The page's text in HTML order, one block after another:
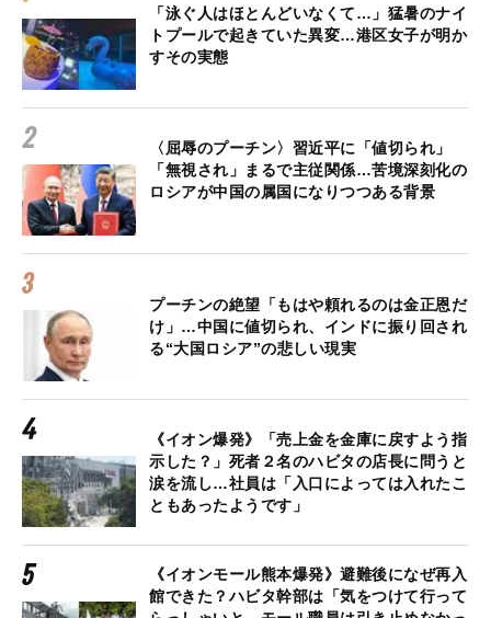
「泳ぐ人はほとんどいなくて…」猛暑のナイ
トプールで起きていた異変…港区女子が明か
すその実態
〈屈辱のプーチン〉習近平に「値切られ」
「無視され」まるで主従関係…苦境深刻化の
ロシアが中国の属国になりつつある背景
プーチンの絶望「もはや頼れるのは金正恩だ
け」…中国に値切られ、インドに振り回され
る“大国ロシア”の悲しい現実
《イオン爆発》「売上金を金庫に戻すよう指
示した？」死者２名のハビタの店長に問うと
涙を流し…社員は「入口によっては入れたこ
ともあったようです」
《イオンモール熊本爆発》避難後になぜ再入
館できた？ハビタ幹部は「気をつけて行って